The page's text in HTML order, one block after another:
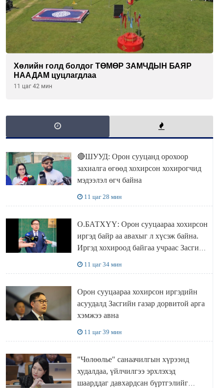
Хөлийн голд болдог ТӨМӨР ЗАМЧДЫН БАЯР
НААДАМ цуцлагдлаа
11 цаг 42 мин
🔴ШУУД: Орон сууцанд орохоор
захиалга өгөөд хохирсон хохирогчид
мэдээлэл өгч байна
11 цаг 28 мин
О.БАТХҮҮ: Орон сууцаараа хохирсон
иргэд байр аа авахыг л хүсэж байна.
Иргэд хохироод байгаа учраас Засгийн
11 цаг 34 мин
Орон сууцаараа хохирсон иргэдийн
асуудалд Засгийн газар дорвитой арга
хэмжээ авна
11 цаг 39 мин
"Чөлөөлье" санаачилгын хүрээнд
худалдаа, үйлчилгээ эрхлэхэд
шаарддаг давхардсан бүртгэлийг